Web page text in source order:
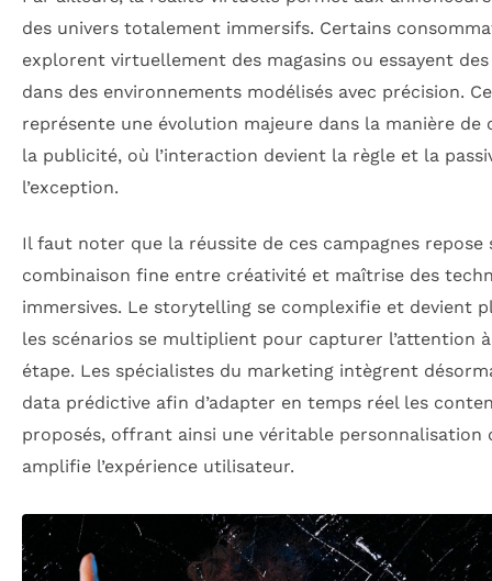
des univers totalement immersifs. Certains
explorent virtuellement des magasins ou essayent
dans des environnements modélisés avec précision.
représente une évolution majeure dans la manière de
la publicité, où l’interaction devient la règle et la
l’exception.
Il faut noter que la réussite de ces campagnes repose
combinaison fine entre créativité et maîtrise des
immersives. Le storytelling se complexifie et devient
les scénarios se multiplient pour capturer l’attention
étape. Les spécialistes du marketing intègrent
data prédictive afin d’adapter en temps réel les
proposés, offrant ainsi une véritable personnalisation
amplifie l’expérience utilisateur.